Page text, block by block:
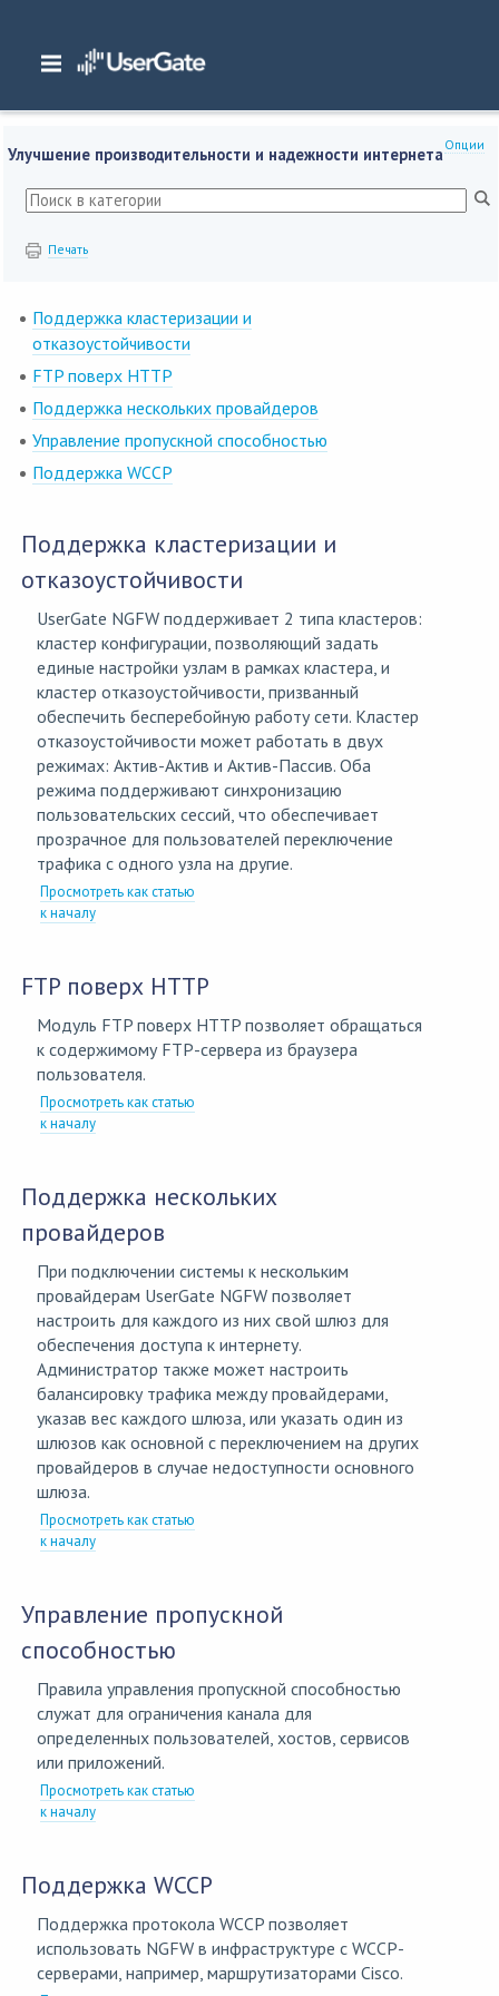
Главная/ Документация/NGFW
Улучшение производительности и надежности интернета
Опции
Улучшение производительности и надежности интернета
Печать
Поддержка кластеризации и
отказоустойчивости
FTP поверх HTTP
Поддержка нескольких провайдеров
Управление пропускной способностью
Поддержка WCCP
Поддержка кластеризации и
отказоустойчивости
UserGate NGFW поддерживает 2 типа кластеров:
кластер конфигурации, позволяющий задать
единые настройки узлам в рамках кластера, и
кластер отказоустойчивости, призванный
обеспечить бесперебойную работу сети. Кластер
отказоустойчивости может работать в двух
режимах: Актив-Актив и Актив-Пассив. Оба
режима поддерживают синхронизацию
пользовательских сессий, что обеспечивает
прозрачное для пользователей переключение
трафика с одного узла на другие.
Просмотреть как статью
к началу
FTP поверх HTTP
Модуль FTP поверх HTTP позволяет обращаться
к содержимому FTP-сервера из браузера
пользователя.
Просмотреть как статью
к началу
Поддержка нескольких
провайдеров
При подключении системы к нескольким
провайдерам UserGate NGFW позволяет
настроить для каждого из них свой шлюз для
обеспечения доступа к интернету.
Администратор также может настроить
балансировку трафика между провайдерами,
указав вес каждого шлюза, или указать один из
шлюзов как основной с переключением на других
провайдеров в случае недоступности основного
шлюза.
Просмотреть как статью
к началу
Управление пропускной
способностью
Правила управления пропускной способностью
служат для ограничения канала для
определенных пользователей, хостов, сервисов
или приложений.
Просмотреть как статью
к началу
Поддержка WCCP
Поддержка протокола WCCP позволяет
использовать NGFW в инфраструктуре с WCCP-
серверами, например, маршрутизаторами Cisco.